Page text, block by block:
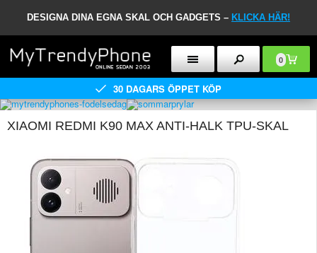
DESIGNA DINA EGNA SKAL OCH GADGETS – KLICKA HÄR!
0
30 DAGARS ÖPPET KÖP
XIAOMI REDMI K90 MAX ANTI-HALK TPU-SKAL